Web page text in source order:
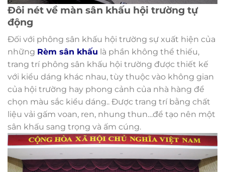
Đôi nét về màn sân khấu hội trường tự
động
Đối với phông sân khấu hội trường sự xuất hiện của
những Rèm sân khấu là phần không thể thiếu,
trang trí phông sân khấu hội trường được thiết kế
với kiểu dáng khác nhau, tùy thuộc vào không gian
của hội trường hay phong cảnh của nhà hàng để
chọn màu sắc kiểu dáng.. Được trang trí bằng chất
liệu vải gấm voan, ren, nhung thun…để tạo nên một
sân khấu sang trọng và ấm cúng.